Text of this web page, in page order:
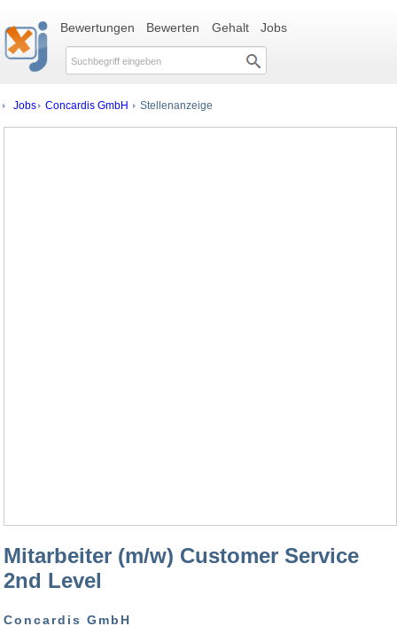
Bewertungen Bewerten Gehalt Jobs
Jobs Concardis GmbH Stellenanzeige
Mitarbeiter (m/w) Customer Service
2nd Level
Concardis GmbH